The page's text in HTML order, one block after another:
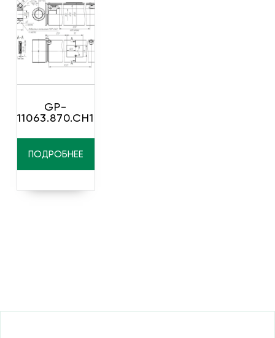
GP-
11063.870.CH1
ПОДРОБНЕЕ